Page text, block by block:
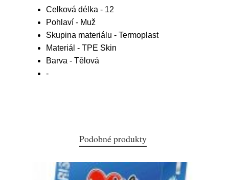
Celková délka - 12
Pohlaví - Muž
Skupina materiálu - Termoplast
Materiál - TPE Skin
Barva - Tělová
-
Podobné produkty